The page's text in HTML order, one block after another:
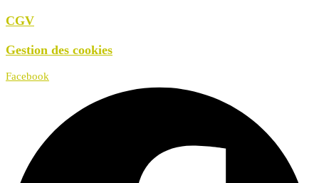
CGV
Gestion des cookies
Facebook